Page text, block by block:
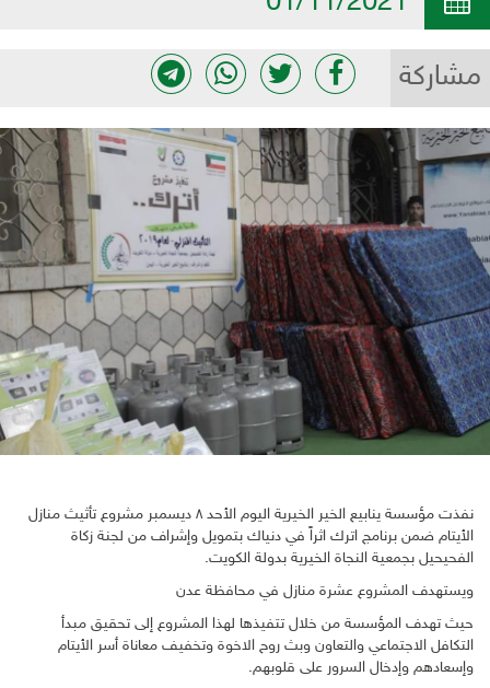
مشاركة
نفذت مؤسسة ينابيع الخير الخيرية اليوم الأحد ٨ ديسمبر مشروع تأثيث منازل
الأيتام ضمن برنامج اترك اثراً في دنياك بتمويل وإشراف من لجنة زكاة
الفحيحيل بجمعية النجاة الخيرية بدولة الكويت.
ويستهدف المشروع عشرة منازل في محافظة عدن
حيث تهدف المؤسسة من خلال تتفيذها لهذا المشروع إلى تحقيق مبدأ
التكافل الاجتماعي والتعاون وبث روح الاخوة وتخفيف معاناة أسر الأيتام
وإسعادهم وإدخال السرور على قلوبهم.